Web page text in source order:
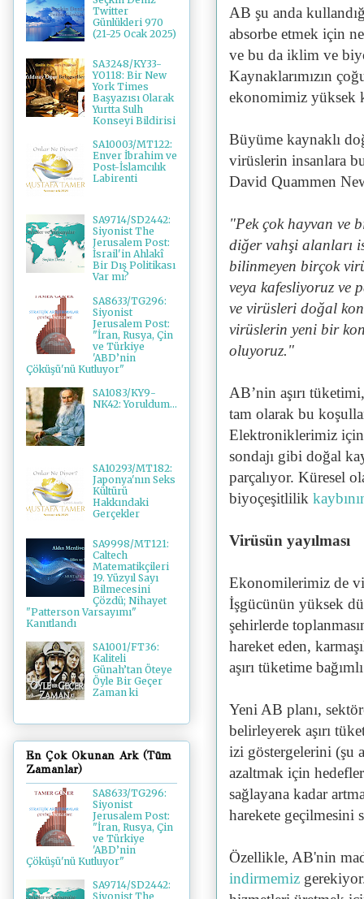
AB şu anda
absorbe etmek için
ve bu da iklim ve
Kaynaklarımızın
ekonomimiz yüksek
Büyüme kaynaklı
virüslerin insanlara
David Quammen
"Pek çok hayvan ve
diğer vahşi alanları
bilinmeyen birçok
veya kafesliyoruz ve
ve virüsleri doğal
virüslerin yeni bir
oluyoruz."
AB’nin aşırı
tam olarak bu
Elektroniklerimiz
sondajı gibi doğal
parçalıyor. Küresel
biyoçeşitlilik
Virüsün yayılması
Ekonomilerimiz de
İşgücünün yüksek
şehirlerde
hareket eden,
aşırı tüketime
Yeni AB planı,
belirleyerek aşırı
izi göstergelerini (şu
azaltmak için
sağlayana kadar
harekete geçilmesini
Özellikle, AB'nin
indirmemiz
Twitter
Günlükleri 970
(21-25 Ocak 2025)
SA3248/KY33-
YO118: Bir New
York Times
Başyazısı Olarak
Yurtta Sulh
Konseyi Bildirisi
SA10003/MT122:
Enver İbrahim ve
Post-İslamcılık
Labirenti
SA9714/SD2442:
Siyonist The
Jerusalem Post:
İsrail'in Ahlakî
Bir Dış Politikası
Var mı?
SA8633/TG296:
Siyonist
Jerusalem Post:
"İran, Rusya, Çin
ve Türkiye
'ABD’nin
Çöküşü'nü Kutluyor"
SA1083/KY9-
NK42: Yoruldum...
SA10293/MT182:
Japonya'nın Seks
Kültürü
Hakkındaki
Gerçekler
SA9998/MT121:
Caltech
Matematikçileri
19. Yüzyıl Sayı
Bilmecesini
Çözdü; Nihayet
"Patterson Varsayımı"
Kanıtlandı
SA1001/FT36:
Kaliteli
Günah’tan Öteye
Öyle Bir Geçer
Zaman ki
En Çok Okunan Ark (Tüm
Zamanlar)
SA8633/TG296:
Siyonist
Jerusalem Post:
"İran, Rusya, Çin
ve Türkiye
'ABD’nin
Çöküşü'nü Kutluyor"
SA9714/SD2442:
Siyonist The